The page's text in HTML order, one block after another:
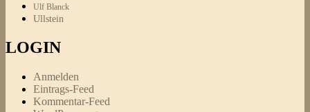
Ulf Blanck
Ullstein
LOGIN
Anmelden
Eintrags-Feed
Kommentar-Feed